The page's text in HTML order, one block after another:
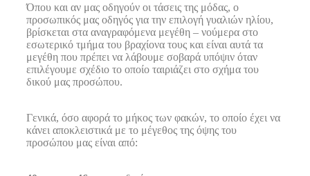
Όπου και αν μας οδηγούν οι τάσεις της μόδας, ο
προσωπικός μας οδηγός για την επιλογή γυαλιών ηλίου,
βρίσκεται στα αναγραφόμενα μεγέθη – νούμερα στο
εσωτερικό τμήμα του βραχίονα τους και είναι αυτά τα
μεγέθη που πρέπει να λάβουμε σοβαρά υπόψιν όταν
επιλέγουμε σχέδιο το οποίο ταιριάζει στο σχήμα του
δικού μας προσώπου.
Γενικά, όσο αφορά το μήκος των φακών, το οποίο έχει να
κάνει αποκλειστικά με το μέγεθος της όψης του
προσώπου μας είναι από: